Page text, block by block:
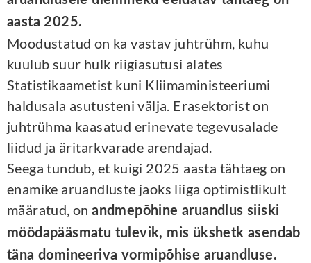
aasta 2025.
Moodustatud on ka vastav juhtrühm, kuhu
kuulub suur hulk riigiasutusi alates
Statistikaametist kuni Kliimaministeeriumi
haldusala asutusteni välja. Erasektorist on
juhtrühma kaasatud erinevate tegevusalade
liidud ja äritarkvarade arendajad.
Seega tundub, et kuigi 2025 aasta tähtaeg on
enamike aruandluste jaoks liiga optimistlikult
määratud, onandmepõhine aruandlus siiski
möödapääsmatu tulevik, mis ükshetk asendab
täna domineeriva vormipõhise aruandluse.